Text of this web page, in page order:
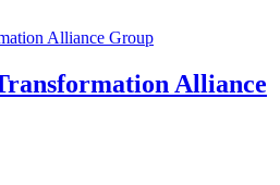
Alliance